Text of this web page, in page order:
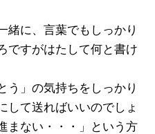
緒に、言葉でもしっかり
ですがはたして何と書け
う」の気持ちをしっかり
して送ればいいのでしょ
まない・・・」という方